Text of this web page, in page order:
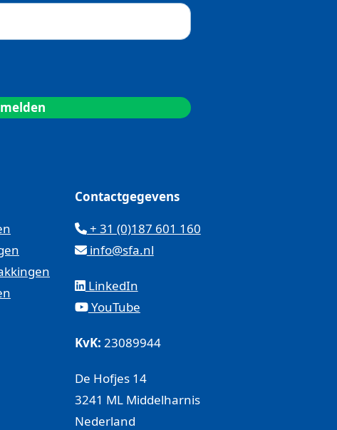
Contactgegevens
+ 31 (0)187 601 160
info@sfa.nl
LinkedIn
YouTube
KvK: 23089944
De Hofjes 14
3241 ML Middelharnis
Nederland